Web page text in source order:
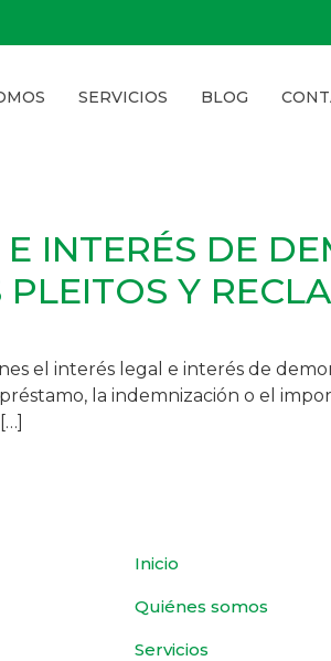
SERVICIOS BLOG
INTERÉS DE
Y
el interés legal e interés de
la indemnización o el
Inicio
Quiénes somos
Servicios